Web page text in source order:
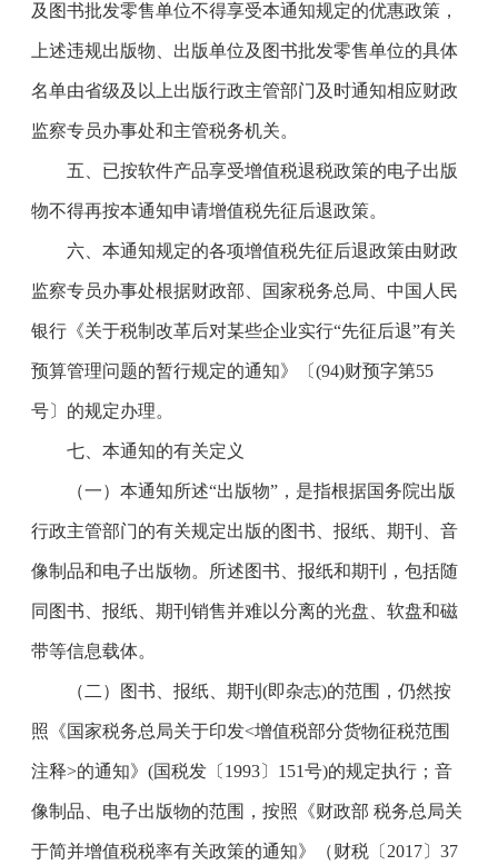
及图书批发零售单位不得享受本通知规定的优惠政策，
上述违规出版物、出版单位及图书批发零售单位的具体
名单由省级及以上出版行政主管部门及时通知相应财政
监察专员办事处和主管税务机关。
五、已按软件产品享受增值税退税政策的电子出版
物不得再按本通知申请增值税先征后退政策。
六、本通知规定的各项增值税先征后退政策由财政
监察专员办事处根据财政部、国家税务总局、中国人民
银行《关于税制改革后对某些企业实行“先征后退”有关
预算管理问题的暂行规定的通知》〔(94)财预字第55
号〕的规定办理。
七、本通知的有关定义
（一）本通知所述“出版物”，是指根据国务院出版
行政主管部门的有关规定出版的图书、报纸、期刊、音
像制品和电子出版物。所述图书、报纸和期刊，包括随
同图书、报纸、期刊销售并难以分离的光盘、软盘和磁
带等信息载体。
（二）图书、报纸、期刊 (即杂志)的范围，仍然按
照《国家税务总局关于印发<增值税部分货物征税范围
注释>的通知》 (国税发〔 1993〕 151号)的规定执行；音
像制品、电子出版物的范围，按照《财政部 税务总局关
于简并增值税税率有关政策的通知》（财税〔 2017〕 37